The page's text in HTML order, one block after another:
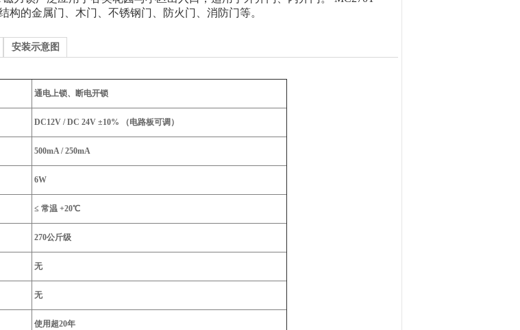
构的金属门、木门、不锈钢门、防火门、消防门等。
安装示意图
通电上锁、断电开锁
DC12V / DC 24V ±10% （电路板可调）
500mA / 250mA
6W
≤ 常温 +20℃
270公斤级
无
无
使用超20年